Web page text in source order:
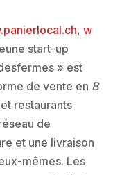
, w
start-up
» est
de vente en B
restaurants
de
et une livraison
mêmes. Les